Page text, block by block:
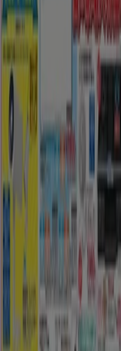
島忠
魅力的なオファ
9/14 日まで有効
あなたのための
神戸市